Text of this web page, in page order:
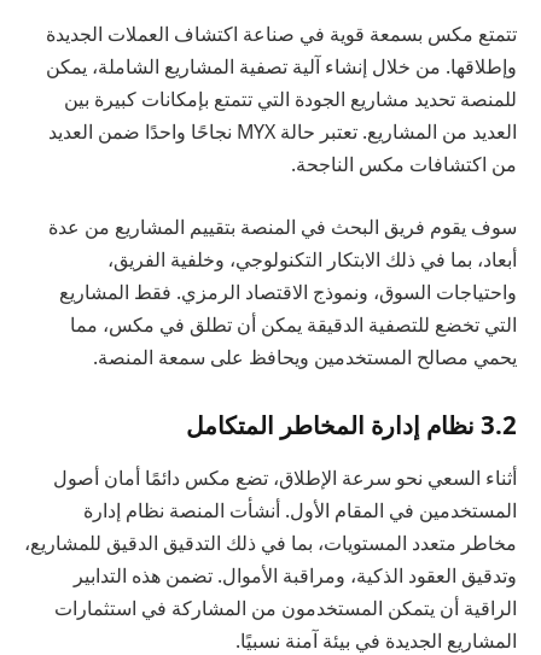
تتمتع مكس بسمعة قوية في صناعة اكتشاف العملات الجديدة
وإطلاقها. من خلال إنشاء آلية تصفية المشاريع الشاملة، يمكن
للمنصة تحديد مشاريع الجودة التي تتمتع بإمكانات كبيرة بين
العديد من المشاريع. تعتبر حالة MYX نجاحًا واحدًا ضمن العديد
من اكتشافات مكس الناجحة.
سوف يقوم فريق البحث في المنصة بتقييم المشاريع من عدة
أبعاد، بما في ذلك الابتكار التكنولوجي، وخلفية الفريق،
واحتياجات السوق، ونموذج الاقتصاد الرمزي. فقط المشاريع
التي تخضع للتصفية الدقيقة يمكن أن تطلق في مكس، مما
يحمي مصالح المستخدمين ويحافظ على سمعة المنصة.
3.2 نظام إدارة المخاطر المتكامل
أثناء السعي نحو سرعة الإطلاق، تضع مكس دائمًا أمان أصول
المستخدمين في المقام الأول. أنشأت المنصة نظام إدارة
مخاطر متعدد المستويات، بما في ذلك التدقيق الدقيق للمشاريع،
وتدقيق العقود الذكية، ومراقبة الأموال. تضمن هذه التدابير
الراقية أن يتمكن المستخدمون من المشاركة في استثمارات
المشاريع الجديدة في بيئة آمنة نسبيًا.